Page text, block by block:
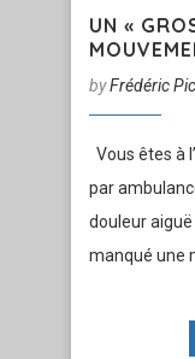
UN «
byFrédéric
Vous êtes à
par
douleur
manqué une